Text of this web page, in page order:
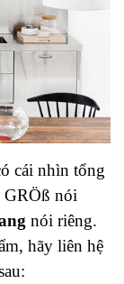
cái nhìn tổng
GRÖß nói
nói riêng.
hãy liên hệ